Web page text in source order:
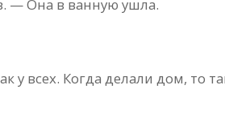
— Она в ванную ушла.
у всех. Когда делали дом, то